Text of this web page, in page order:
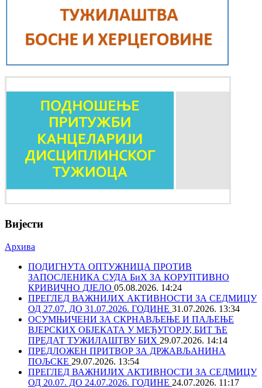
Вијести
Архива
ПОДИГНУТА ОПТУЖНИЦА ПРОТИВ
ЗАПОСЛЕНИКА СУДА БиХ ЗА КОРУПТИВНО
КРИВИЧНО ДЈЕЛО 05.08.2026. 14:24
ПРЕГЛЕД ВАЖНИЈИХ АКТИВНОСТИ ЗА СЕДМИЦУ
ОД 27.07. ДО 31.07.2026. ГОДИНЕ 31.07.2026. 13:34
ОСУМЊИЧЕНИ ЗА СКРНАВЉЕЊЕ И ПАЉЕЊЕ
ВЈЕРСКИХ ОБЈЕКАТА У МЕЂУГОРЈУ, БИТ ЋЕ
ПРЕДАТ ТУЖИЛАШТВУ БИХ 29.07.2026. 14:14
ПРЕДЛОЖЕН ПРИТВОР ЗА ДРЖАВЉАНИНА
ПОЉСКЕ 29.07.2026. 13:54
ПРЕГЛЕД ВАЖНИЈИХ АКТИВНОСТИ ЗА СЕДМИЦУ
ОД 20.07. ДО 24.07.2026. ГОДИНЕ 24.07.2026. 11:17